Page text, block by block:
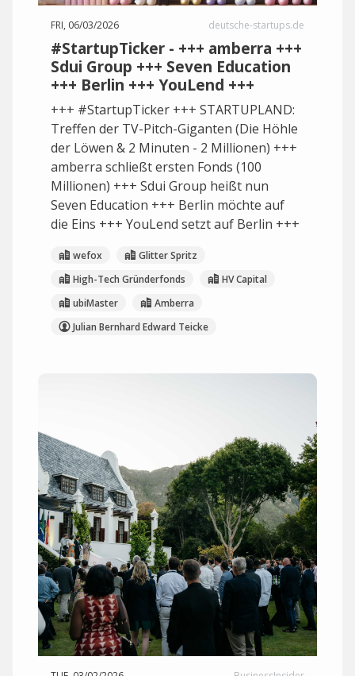
FRI, 06/03/2026 deutsche-startups.de
#StartupTicker - +++ amberra +++
Sdui Group +++ Seven Education
+++ Berlin +++ YouLend +++
+++ #StartupTicker +++ STARTUPLAND:
Treffen der TV-Pitch-Giganten (Die Höhle
der Löwen & 2 Minuten - 2 Millionen) +++
amberra schließt ersten Fonds (100
Millionen) +++ Sdui Group heißt nun
Seven Education +++ Berlin möchte auf
die Eins +++ YouLend setzt auf Berlin +++
wefox
Glitter Spritz
High-Tech Gründerfonds
HV Capital
ubiMaster
Amberra
Julian Bernhard Edward Teicke